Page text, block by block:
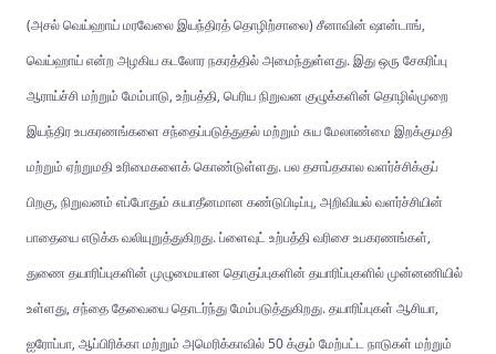
(அசல் வெய்ஹாய் மரவேலை இயந்திரத் தொழிற்சாலை) சீனாவின் ஷான்டாங்,
வெய்ஹாய் என்ற அழகிய கடலோர நகரத்தில் அமைந்துள்ளது. இது ஒரு சேகரிப்பு
ஆராய்ச்சி மற்றும் மேம்பாடு, உற்பத்தி, பெரிய நிறுவன குழுக்களின் தொழில்முறை
இயந்திர உபகரணங்களை சந்தைப்படுத்துதல் மற்றும் சுய மேலாண்மை இறக்குமதி
மற்றும் ஏற்றுமதி உரிமைகளைக் கொண்டுள்ளது. பல தசாப்தகால வளர்ச்சிக்குப்
பிறகு, நிறுவனம் எப்போதும் சுயாதீனமான கண்டுபிடிப்பு, அறிவியல் வளர்ச்சியின்
பாதையை எடுக்க வலியுறுத்துகிறது. ப்ளைவுட் உற்பத்தி வரிசை உபகரணங்கள்,
துணை தயாரிப்புகளின் முழுமையான தொகுப்புகளின் தயாரிப்புகளில் முன்னணியில்
உள்ளது, சந்தை தேவையை தொடர்ந்து மேம்படுத்துகிறது. தயாரிப்புகள் ஆசியா,
ஐரோப்பா, ஆப்பிரிக்கா மற்றும் அமெரிக்காவில் 50 க்கும் மேற்பட்ட நாடுகள் மற்றும்